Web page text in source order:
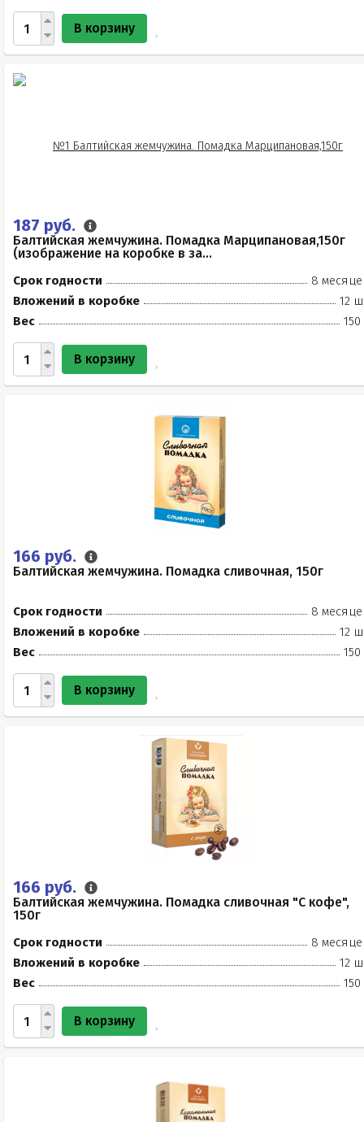
В корзину
187 руб.
Балтийская жемчужина. Помадка Марципановая,150г
(изображение на коробке в за...
Срок годности
8
Вложений в коробке
12
Вес
150
В корзину
166 руб.
Балтийская жемчужина. Помадка сливочная, 150г
Срок годности
8
Вложений в коробке
12
Вес
150
В корзину
166 руб.
Балтийская жемчужина. Помадка сливочная "С кофе",
150г
Срок годности
8
Вложений в коробке
12
Вес
150
В корзину